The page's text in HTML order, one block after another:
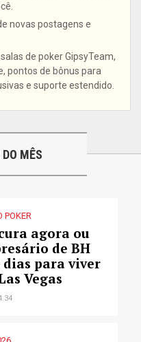
novas postagens e
de poker GipsyTeam,
pontos de bônus para
e suporte estendido.
MÊS
POKER
agora ou
de BH
para viver
Vegas